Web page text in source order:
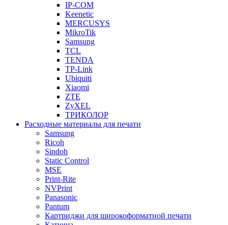
IP-COM
Keenetic
MERCUSYS
MikroTik
Samsung
TCL
TENDA
TP-Link
Ubiquiti
Xiaomi
ZTE
ZyXEL
ТРИКОЛОР
Расходные материалы для печати
Samsung
Ricoh
Sindoh
Static Control
MSE
Print-Rite
NVPrint
Panasonic
Pantum
Картриджи для широкоформатной печати